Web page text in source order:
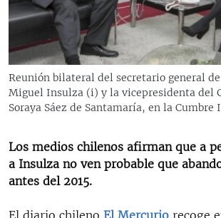
RADIO MARTÍ
ESPECIALES
ESPECIALES
LA REALIDAD DE LA VIVIENDA EN CUBA
SER VIEJO EN CUBA
KENTU-CUBANO
LOS SANTOS DE HIALEAH
MULTIMEDIA
EDITORIALES
Reunión bilateral del secretario general de
Miguel Insulza (i) y la vicepresidenta del
Soraya Sáez de Santamaría, en la Cumbre
Los medios chilenos afirman que a
a Insulza no ven probable que
antes del 2015.
El diario chileno El Mercurio recoge